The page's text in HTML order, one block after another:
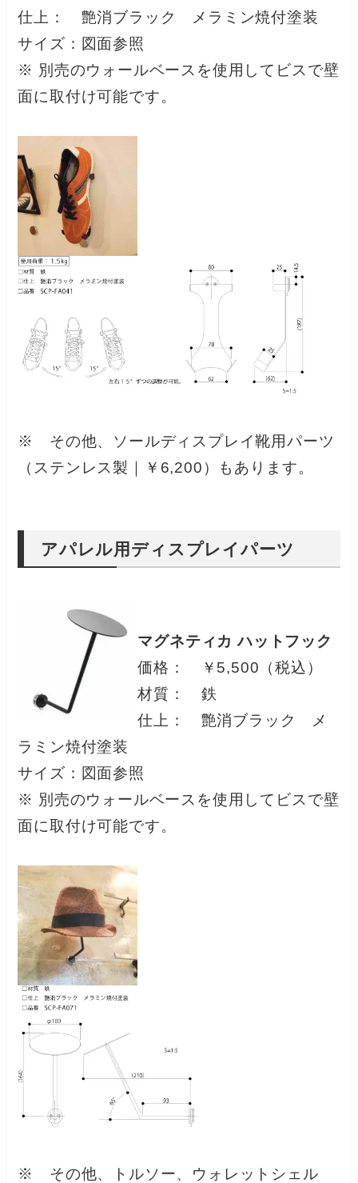
仕上： 艶消ブラック メラミン焼付塗装
サイズ：図面参照
※ 別売のウォールベースを使用してビスで壁
面に取付け可能です。
※ その他、ソールディスプレイ靴用パーツ
（ステンレス製｜￥6,200）もあります。
アパレル用ディスプレイパーツ
マグネティカ ハットフック
価格： ￥5,500（税込）
材質： 鉄
仕上： 艶消ブラック メ
ラミン焼付塗装
サイズ：図面参照
※ 別売のウォールベースを使用してビスで壁
面に取付け可能です。
※ その他、トルソー、ウォレットシェル